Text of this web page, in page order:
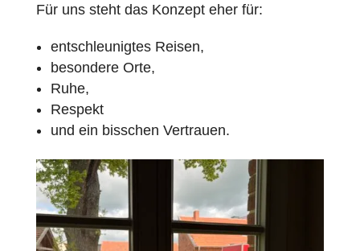
Für uns steht das Konzept eher für:
entschleunigtes Reisen,
besondere Orte,
Ruhe,
Respekt
und ein bisschen Vertrauen.